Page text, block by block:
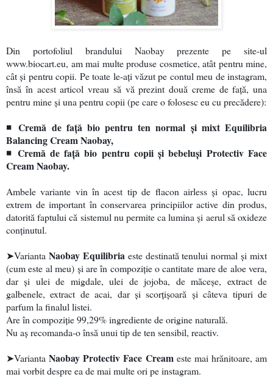
Din portofoliul brandului Naobay prezente pe site-ul
www.biocart.eu, am mai multe produse cosmetice, atât pentru mine,
cât și pentru copii. Pe toate le-ați văzut pe contul meu de instagram,
însă în acest articol vreau să vă prezint două creme de față, una
pentru mine și una pentru copii (pe care o folosesc eu cu precădere):
◾ Cremă de față bio pentru ten normal și mixt Equilibria
Balancing Cream Naobay,
◾ Cremă de față bio pentru copii și bebeluși Protectiv Face
Cream Naobay.
Ambele variante vin în acest tip de flacon airless și opac, lucru
extrem de important în conservarea principiilor active din produs,
datorită faptului că sistemul nu permite ca lumina și aerul să oxideze
conținutul.
➤Varianta Naobay Equilibria este destinată tenului normal și mixt
(cum este al meu) și are în compoziție o cantitate mare de aloe vera,
dar și ulei de migdale, ulei de jojoba, de măceșe, extract de
galbenele, extract de acai, dar și scorțișoară și câteva tipuri de
parfum la finalul listei.
Are în compoziție 99,29% ingrediente de origine naturală.
Nu aș recomanda-o însă unui tip de ten sensibil, reactiv.
➤Varianta Naobay Protectiv Face Cream este mai hrănitoare, am
mai vorbit despre ea de mai multe ori pe instagram.